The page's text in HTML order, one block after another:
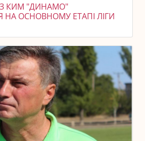
КИМ "ДИНАМО"
НА ОСНОВНОМУ ЕТАПІ ЛІГИ